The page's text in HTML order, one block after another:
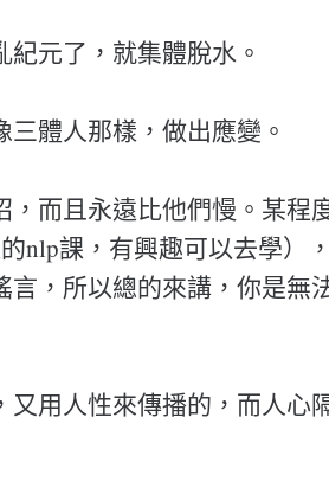
元了，就集體脫水。
體人那樣，做出應變。
，而且永遠比他們慢。某程
nlp課，有興趣可以去學）
言，所以總的來講，你是無
又用人性來傳播的，而人心